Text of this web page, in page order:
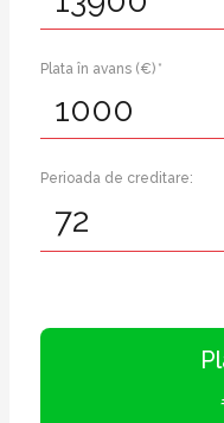
Plata în avans (€) *
Perioada de creditare: